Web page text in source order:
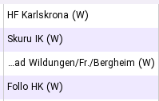
HF Karlskrona (W)
Skuru IK (W)
HSG Bad Wildungen/Fr./Bergheim (W)
Follo HK (W)